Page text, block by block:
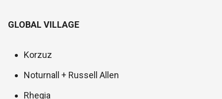
GLOBAL VILLAGE
Korzuz
Noturnall + Russell Allen
Rhegia